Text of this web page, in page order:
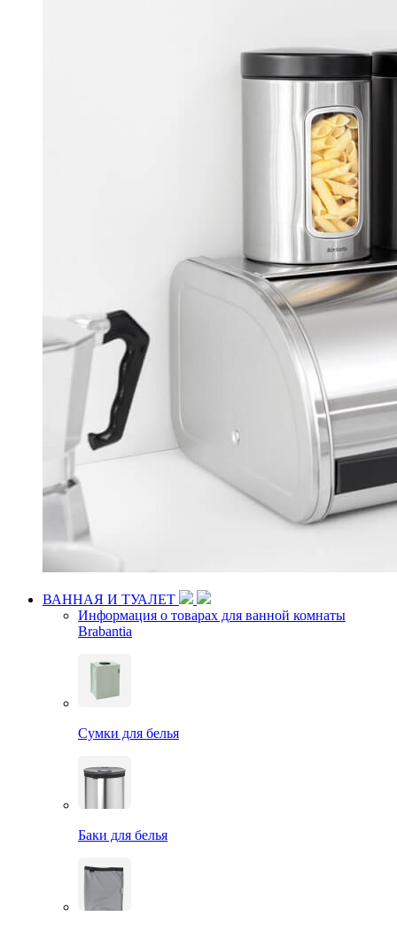
ВАННАЯ И ТУАЛЕТ
Информация о товарах для ванной комнаты
Brabantia
Сумки для белья
Баки для белья